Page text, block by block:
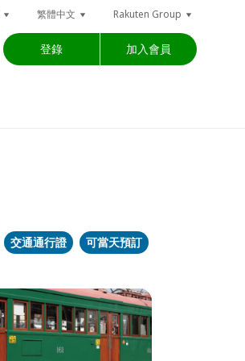
繁體中文 Rakuten Group
登錄 加入會員
交通通行證 可當天預訂